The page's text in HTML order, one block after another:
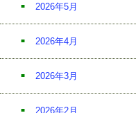
2026年5月
2026年4月
2026年3月
2026年2月